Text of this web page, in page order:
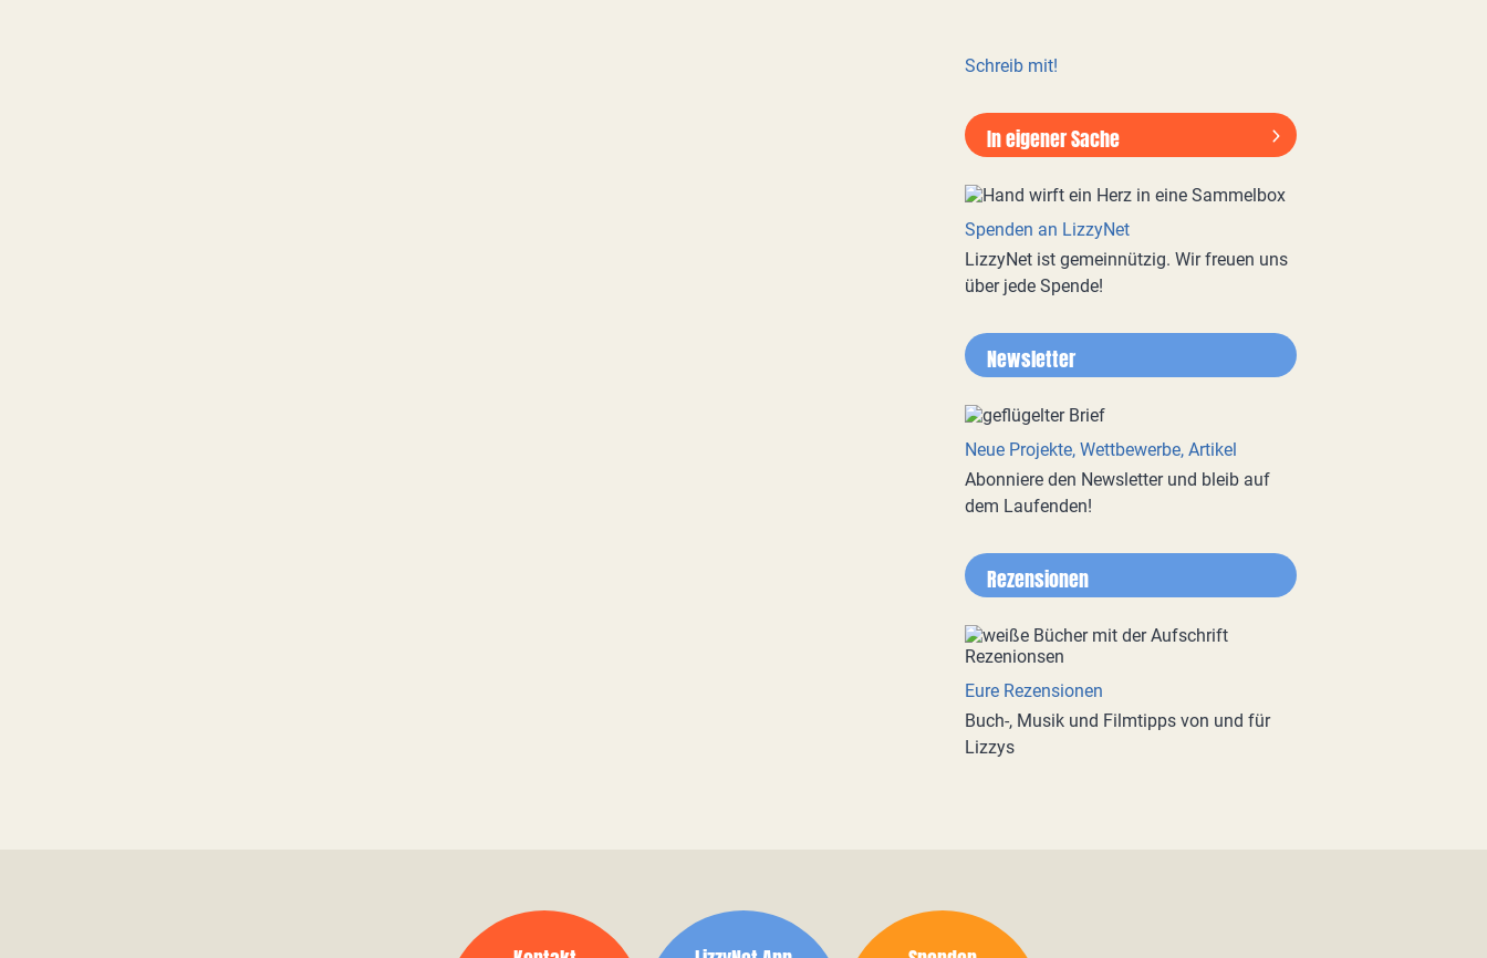
Schreib mit!
In eigener Sache
Spenden an LizzyNet
LizzyNet ist gemeinnützig. Wir freuen uns
über jede Spende!
Newsletter
Neue Projekte, Wettbewerbe, Artikel
Abonniere den Newsletter und bleib auf
dem Laufenden!
Rezensionen
Eure Rezensionen
Buch-, Musik und Filmtipps von und für
Lizzys